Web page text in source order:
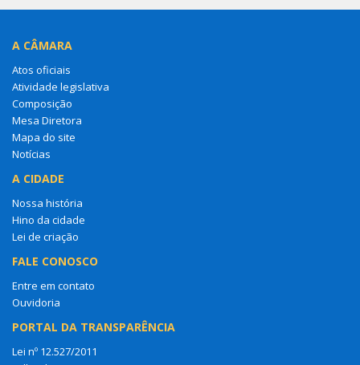
A CÂMARA
Atos oficiais
Atividade legislativa
Composição
Mesa Diretora
Mapa do site
Notícias
A CIDADE
Nossa história
Hino da cidade
Lei de criação
FALE CONOSCO
Entre em contato
Ouvidoria
PORTAL DA TRANSPARÊNCIA
Lei nº 12.527/2011